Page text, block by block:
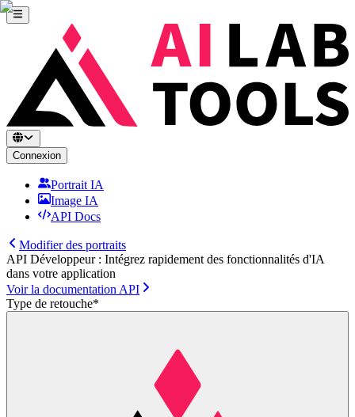
Connexion
Portrait IA
Image IA
API Docs
Modifier des portraits
API Développeur : Intégrez rapidement des fonctionnalités d'IA
dans votre application
Voir la documentation API
Type de retouche*